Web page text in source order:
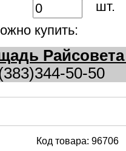
шт.
купить:
Райсовета
50-50
Код товара: 96706